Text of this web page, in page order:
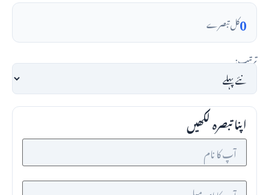
0کل تبصرے
ترتیب:
اپنا تبصرہ لکھیں